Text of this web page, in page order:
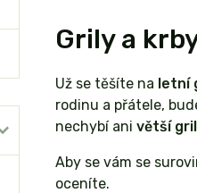
Grily a
Už se těšíte na letní
rodinu a přátele,
nechybí ani větší
Aby se vám se
oceníte.